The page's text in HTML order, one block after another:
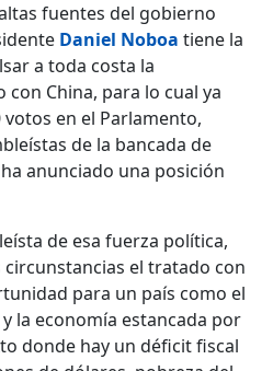
fuentes del gobierno
Daniel Noboa tiene la
a toda costa la
China, para lo cual ya
en el Parlamento,
de la bancada de
anunciado una posición
de esa fuerza política,
el tratado con
para un país como el
la economía estancada por
donde hay un déficit fiscal